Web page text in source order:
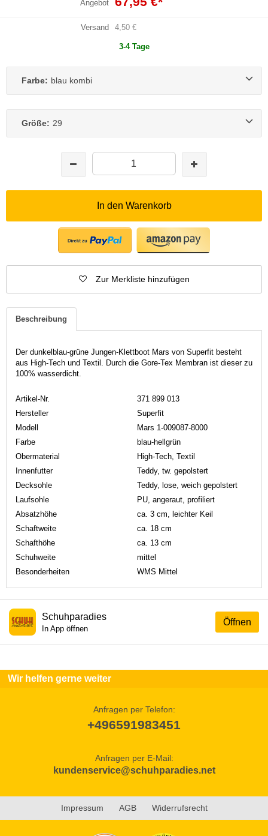
Angebot
Versand 4,50 €
3-4 Tage
Farbe: blau kombi
Größe: 29
In den Warenkorb
Zur Merkliste hinzufügen
Beschreibung
Der dunkelblau-grüne Jungen-Klettboot Mars von Superfit besteht
aus High-Tech und Textil. Durch die Gore-Tex Membran ist dieser zu
100% wasserdicht.
Artikel-Nr.
371 899 013
Hersteller
Superfit
Modell
Mars 1-009087-8000
Farbe
blau-hellgrün
Obermaterial
High-Tech, Textil
Innenfutter
Teddy, tw. gepolstert
Decksohle
Teddy, lose, weich gepolstert
Laufsohle
PU, angeraut, profiliert
Absatzhöhe
ca. 3 cm, leichter Keil
Schaftweite
ca. 18 cm
Schafthöhe
ca. 13 cm
Schuhweite
mittel
Besonderheiten
WMS Mittel
Öffnen
Schuhparadies
In App öffnen
Wir helfen gerne weiter
Anfragen per Telefon:
+496591983451
Anfragen per E-Mail:
kundenservice@schuhparadies.net
Impressum AGB Widerrufsrecht